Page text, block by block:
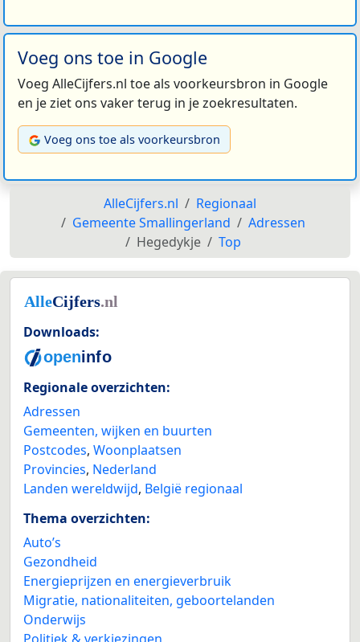
Voeg ons toe in Google
Voeg AlleCijfers.nl toe als voorkeursbron in Google
en je ziet ons vaker terug in je zoekresultaten.
Voeg ons toe als voorkeursbron
AlleCijfers.nl
Regionaal
Gemeente Smallingerland
Adressen
Hegedykje
Top
Downloads:
Regionale overzichten:
Adressen
Gemeenten, wijken en buurten
Postcodes, Woonplaatsen
Provincies, Nederland
Landen wereldwijd, België regionaal
Thema overzichten:
Auto’s
Gezondheid
Energieprijzen en energieverbruik
Migratie, nationaliteiten, geboortelanden
Onderwijs